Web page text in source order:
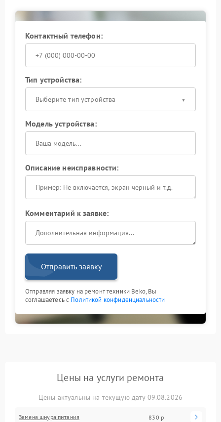
Контактный телефон:
Тип устройства:
Выберите тип устройства
Модель устройства:
Описание неисправности:
Комментарий к заявке:
Отправить заявку
Отправляя заявку на ремонт техники Beko, Вы
соглашаетесь с Политикой конфиденциальности
Цены на услуги ремонта
Цены актуальны на текущую дату 09.08.2026
Замена шнура питания 830 р